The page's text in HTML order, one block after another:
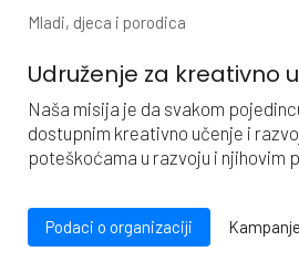
Mladi, djeca i porodica
Udruženje za kreativno
Naša misija je da svakom
dostupnim kreativno učenje i
poteškoćama u razvoju i njihovim
Podaci o organizaciji Kampanje